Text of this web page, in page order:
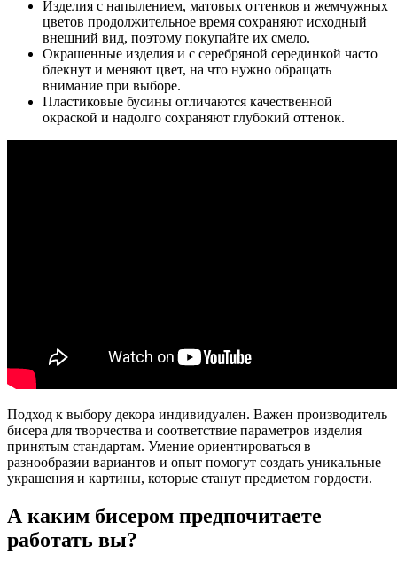
Изделия с напылением, матовых оттенков и жемчужных
цветов продолжительное время сохраняют исходный
внешний вид, поэтому покупайте их смело.
Окрашенные изделия и с серебряной серединкой часто
блекнут и меняют цвет, на что нужно обращать
внимание при выборе.
Пластиковые бусины отличаются качественной
окраской и надолго сохраняют глубокий оттенок.
Подход к выбору декора индивидуален. Важен производитель
бисера для творчества и соответствие параметров изделия
принятым стандартам. Умение ориентироваться в
разнообразии вариантов и опыт помогут создать уникальные
украшения и картины, которые станут предметом гордости.
А каким бисером предпочитаете
работать вы?